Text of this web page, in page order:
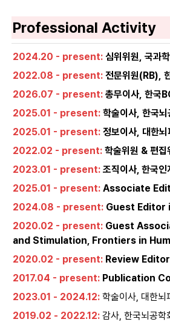
Professional Activity
2024.20 - present: 심위위원, 국과
2022.08 - present: 전문위원(RB),
2026.07 - present: 총무이사, 한
2025.01 - present: 학술이사, 한
2025.01 - present: 정보이사, 대
2022.02 - present: 학술위원 & 편
2023.01 - present: 조직이사, 한
2025.01 - present: Associate
2024.08 - present: Guest Editor
2020.02 - present: Guest
and Stimulation, Frontiers in
2020.02 - present: Review
2017.04 - present: Publication
2023.01 - 2024.12: 학술이사, 대한
2019.02 - 2022.12: 감사, 한국뇌공